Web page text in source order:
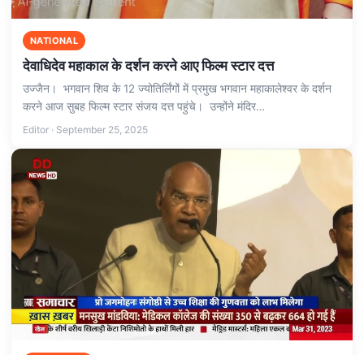
NATIONAL
देवाधिदेव महाकाल के दर्शन करने आए फिल्म स्टार दत्त
उज्जैन। भगवान शिव के 12 ज्योतिर्लिंगों में प्रमुख भगवान महाकालेश्वर के दर्शन
करने आज सुबह फिल्म स्टार संजय दत्त पहुंचे। उन्होंने मंदिर…
Editor · September 25, 2025